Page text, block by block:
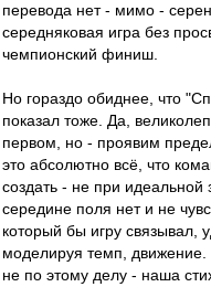
перевода нет - мимо -
середняковая игра без
чемпионский финиш.
Но гораздо обиднее, что
показал тоже. Да,
первом, но - проявим
это абсолютно всё, что
создать - не при
середине поля нет и не
который бы игру связывал,
моделируя темп, движение.
не по этому делу - наша